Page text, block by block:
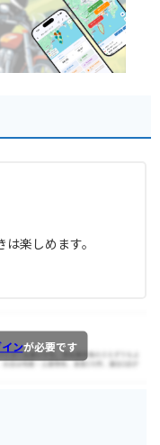
楽しめます。
ンが必要です